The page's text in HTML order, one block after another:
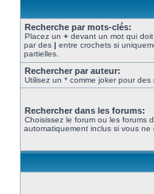
Recherche par mots-clés:
Placez un + devant un mot qui
par des | entre crochets si
partielles.
Rechercher par auteur:
Utilisez un * comme joker pour des
Rechercher dans les forums:
Choisissez le forum ou les forums
automatiquement inclus si vous ne